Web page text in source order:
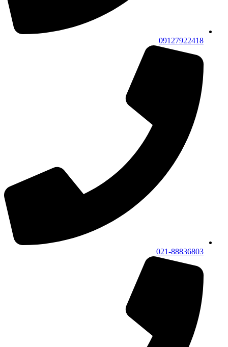
09127922418
021-88836803